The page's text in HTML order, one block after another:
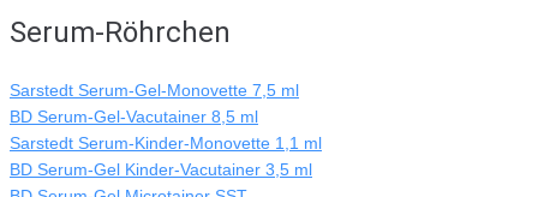
Serum-Röhrchen
Sarstedt Serum-Gel-Monovette 7,5 ml
BD Serum-Gel-Vacutainer 8,5 ml
Sarstedt Serum-Kinder-Monovette 1,1 ml
BD Serum-Gel Kinder-Vacutainer 3,5 ml